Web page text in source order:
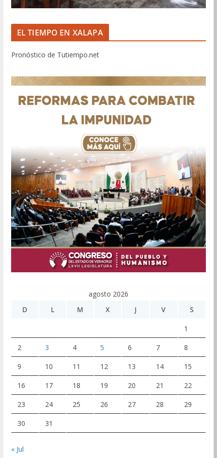
EL TIEMPO EN XALAPA
Pronóstico de Tutiempo.net
agosto 2026
D
L M X J V S
1
2 3 4 5 6 7 8
9 10 11 12 13 14 15
16 17 18 19 20 21 22
23 24 25 26 27 28 29
30 31
« Jul